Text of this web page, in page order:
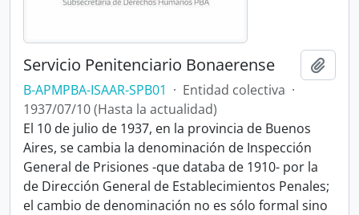
Servicio Penitenciario Bonaerense
B-APMPBA-ISAAR-SPB01 · Entidad colectiva ·
1937/07/10 (Hasta la actualidad)
El 10 de julio de 1937, en la provincia de Buenos
Aires, se cambia la denominación de Inspección
General de Prisiones -que databa de 1910- por la
de Dirección General de Establecimientos Penales;
el cambio de denominación no es sólo formal sino